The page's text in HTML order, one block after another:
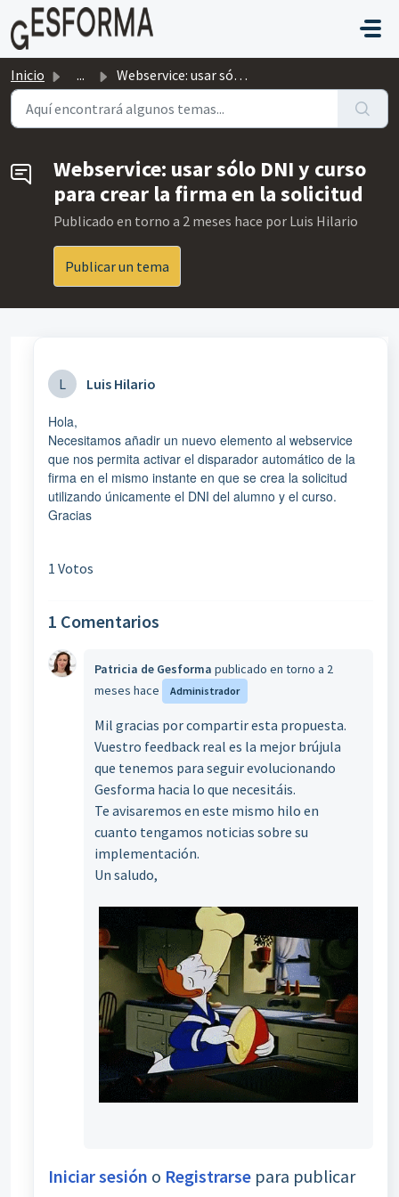
Saltar al contenido principal
Inicio ... Webservice: usar sólo DNI y curso para crear la firma en ...
Webservice: usar sólo DNI y curso
para crear la firma en la solicitud
Publicado en torno a 2 meses hace por Luis Hilario
Publicar un tema
L Luis Hilario
Hola,
Necesitamos añadir un nuevo elemento al webservice
que nos permita activar el disparador automático de la
firma en el mismo instante en que se crea la solicitud
utilizando únicamente el DNI del alumno y el curso.
Gracias
1 Votos
1 Comentarios
Patricia de Gesforma publicado en torno a 2
meses hace
Administrador
Mil gracias por compartir esta propuesta.
Vuestro feedback real es la mejor brújula
que tenemos para seguir evolucionando
Gesforma hacia lo que necesitáis.
Te avisaremos en este mismo hilo en
cuanto tengamos noticias sobre su
implementación.
Un saludo,
Iniciar sesión o Registrarse para publicar